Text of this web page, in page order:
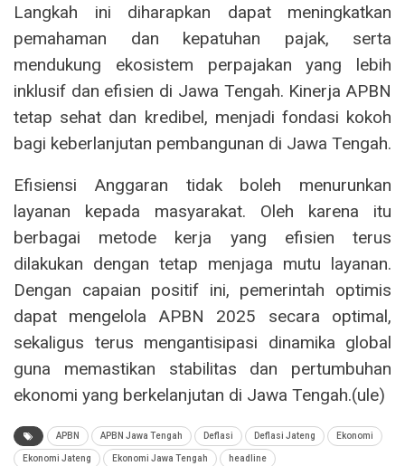
Langkah ini diharapkan dapat meningkatkan
pemahaman dan kepatuhan pajak, serta
mendukung ekosistem perpajakan yang lebih
inklusif dan efisien di Jawa Tengah. Kinerja APBN
tetap sehat dan kredibel, menjadi fondasi kokoh
bagi keberlanjutan pembangunan di Jawa Tengah.
Efisiensi Anggaran tidak boleh menurunkan
layanan kepada masyarakat. Oleh karena itu
berbagai metode kerja yang efisien terus
dilakukan dengan tetap menjaga mutu layanan.
Dengan capaian positif ini, pemerintah optimis
dapat mengelola APBN 2025 secara optimal,
sekaligus terus mengantisipasi dinamika global
guna memastikan stabilitas dan pertumbuhan
ekonomi yang berkelanjutan di Jawa Tengah.(ule)
APBN APBN Jawa Tengah Deflasi Deflasi Jateng Ekonomi
Ekonomi Jateng Ekonomi Jawa Tengah headline